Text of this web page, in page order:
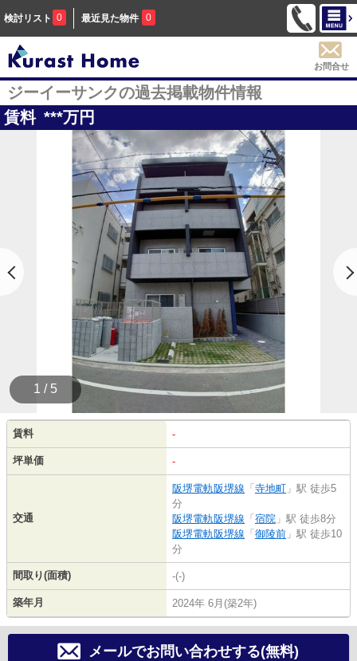
検討リスト 0 最近見た物件 0
お問合せ
ジーイーサンクの過去掲載物件情報
賃料 ***万円
1 / 5
賃料 -
坪単価 -
交通
阪堺電軌阪堺線 「 寺地町 」駅 徒歩5
分
阪堺電軌阪堺線 「 宿院 」駅 徒歩8分
阪堺電軌阪堺線 「 御陵前 」駅 徒歩10
分
間取り(面積) -(-)
築年月 2024年 6月(築2年)
メールでお問い合わせする(無料)